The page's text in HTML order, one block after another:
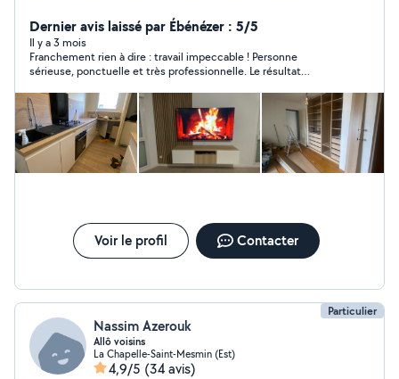
placards , Rideaux ) - décoration
Dernier avis laissé par Ébénézer : 5/5
Il y a 3 mois
Franchement rien à dire : travail impeccable ! Personne
sérieuse, ponctuelle et très professionnelle. Le résultat
Je referai appel sans hésiter.
Voir le profil Contacter
Particulier
Nassim Azerouk
Allô voisins
La Chapelle-Saint-Mesmin (Est)
4,9/5 (34 avis)